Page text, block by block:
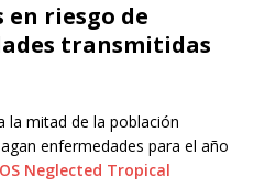
en riesgo de
transmitidas
la mitad de la población
enfermedades para el año
Neglected Tropical